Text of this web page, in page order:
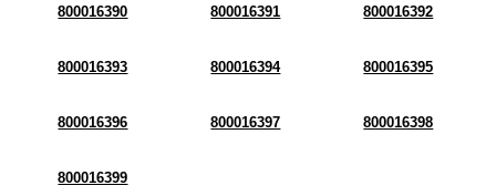
800016390 800016391 800016392
800016393 800016394 800016395
800016396 800016397 800016398
800016399